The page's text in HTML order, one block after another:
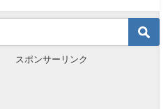
スポンサーリンク